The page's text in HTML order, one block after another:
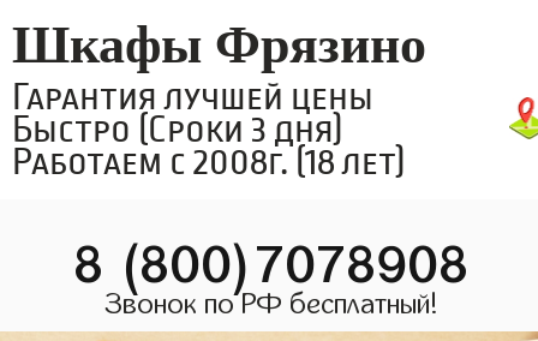
Шкафы Фрязино
Гарантия лучшей цены
Быстро (Сроки 3 дня)
Работаем с 2008г. (18 лет)
8 (800)7078908
Звонок по РФ бесплатный!